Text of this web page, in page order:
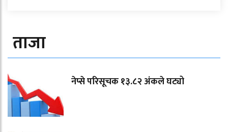
ताजा
नेप्से परिसूचक १३.८२ अंकले घट्यो